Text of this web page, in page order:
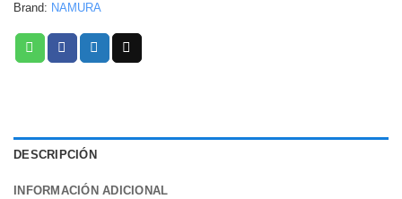
Brand: NAMURA
DESCRIPCIÓN
INFORMACIÓN ADICIONAL